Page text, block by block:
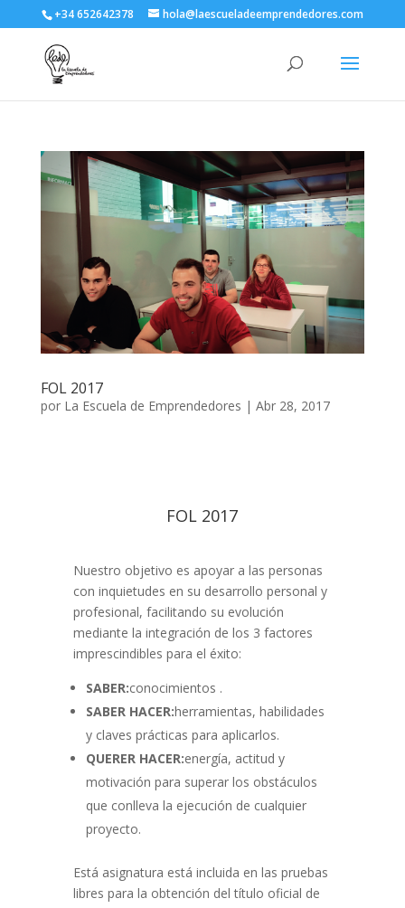
+34 652642378 hola@laescueladeemprendedores.com
FOL 2017
por La Escuela de Emprendedores | Abr 28, 2017
FOL 2017
Nuestro objetivo es apoyar a las personas
con inquietudes en su desarrollo personal y
profesional, facilitando su evolución
mediante la integración de los 3 factores
imprescindibles para el éxito:
SABER:conocimientos .
SABER HACER:herramientas, habilidades
y claves prácticas para aplicarlos.
QUERER HACER:energía, actitud y
motivación para superar los obstáculos
que conlleva la ejecución de cualquier
proyecto.
Está asignatura está incluida en las pruebas
libres para la obtención del título oficial de